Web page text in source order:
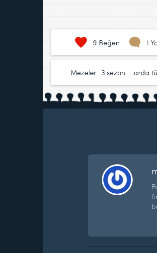
9 Beğen 1
Mezeler 3.sezon arda